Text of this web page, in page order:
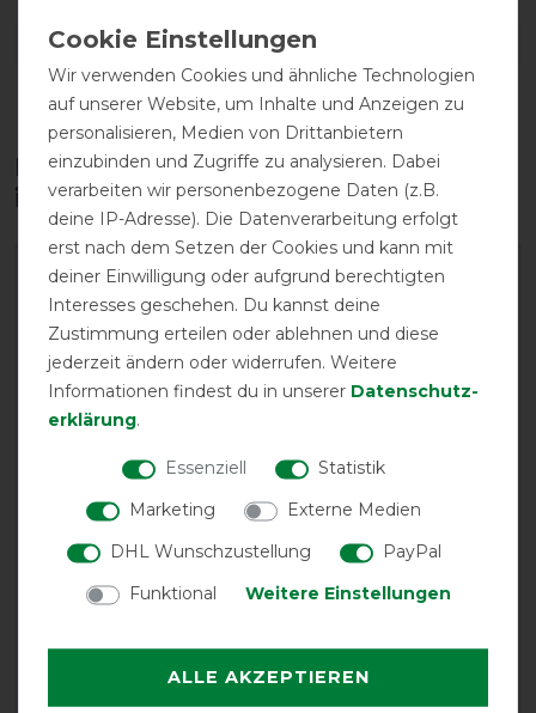
DETAILS ZUR PRODUKTSICHERHEIT
Diese Produkte könnten dich auch
interessieren
-10%
Acavallo Close Contact
Memory Foam Half Pad
119,25 € *
-25%
Acavallo Spine Free
Lycra Memory Foam Half
Pad Silicon Grip Bamboo
Fiber
119,90 € *
Wir verwenden Cookies und ähnliche Technologien
auf unserer Website, um Inhalte und Anzeigen zu
personalisieren, Medien von Drittanbietern
einzubinden und Zugriffe zu analysieren. Dabei
verarbeiten wir personenbezogene Daten (z.B.
deine IP-Adresse). Die Datenverarbeitung erfolgt
erst nach dem Setzen der Cookies und kann mit
deiner Einwilligung oder aufgrund berechtigten
Interesses geschehen. Du kannst deine
Zustimmung erteilen oder ablehnen und diese
jederzeit ändern oder widerrufen. Weitere
Informationen findest du in unserer Daten­schutz­
erklärung.
Essenziell
Statistik
Marketing
Externe Medien
DHL Wunschzustellung
PayPal
Funktional
Weitere Einstellungen
ALLE AKZEPTIEREN